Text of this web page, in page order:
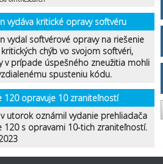
vydáva kritické opravy softvéru
vydal softvérové opravy na riešenie
chýb vo svojom softvéri,
v prípade úspešného zneužitia mohli
spusteniu kódu.
120 opravuje 10 zraniteľností
utorok oznámil vydanie prehliadača
120 s opravami 10-tich zraniteľností.